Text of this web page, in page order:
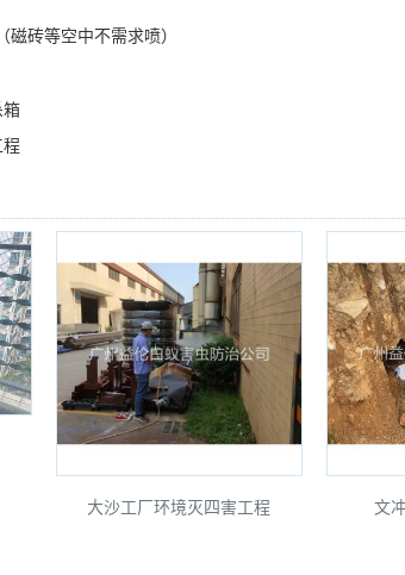
砖等空中不需求喷）
箱
程
大沙工厂环境灭四害工程 文